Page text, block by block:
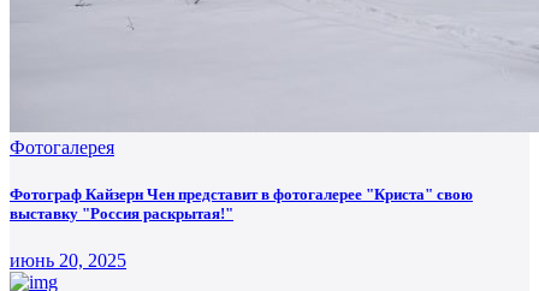
Фотогалерея
Фотограф Кайзерн Чен представит в фотогалерее "Криста" свою
выставку "Россия раскрытая!"
июнь 20, 2025